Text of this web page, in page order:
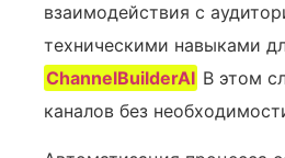
взаимодействия с
техническими навыками
ChannelBuilderAI В этом
каналов без